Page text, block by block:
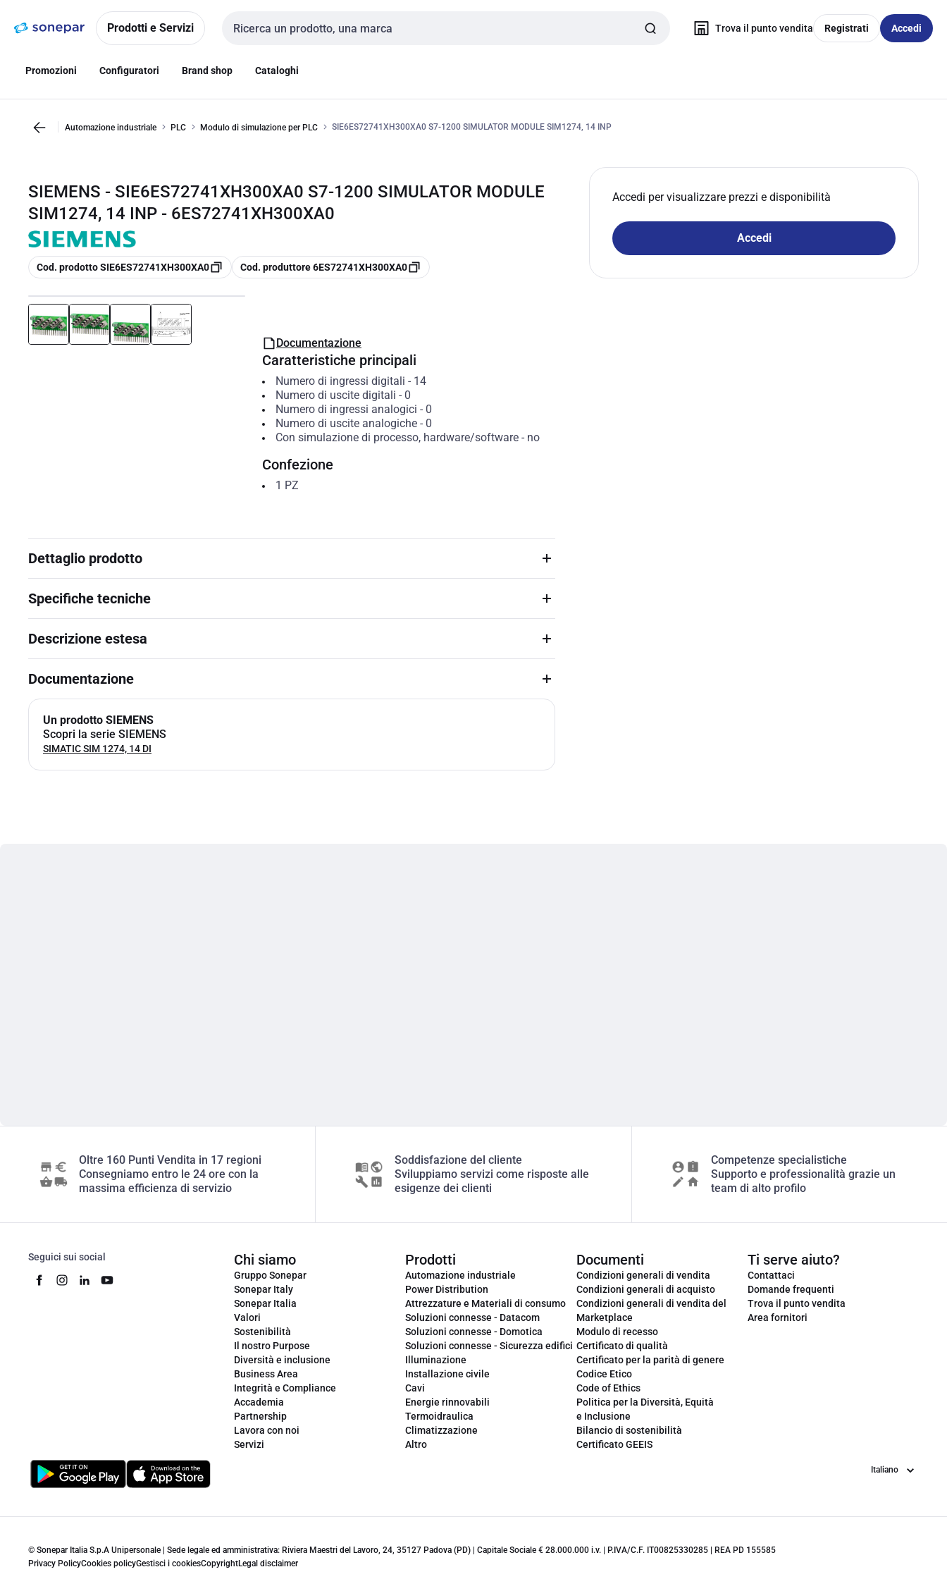
navigazionealla
Prodotti e Servizi
Cerca input
Trova il punto vendita Registrati Accedi
Promozioni Configuratori Brand shop Cataloghi
Automazione industriale PLC Modulo di simulazione per PLC SIE6ES72741XH300XA0 S7-1200 SIMULATOR MODULE SIM1274, 14 INP
SIEMENS - SIE6ES72741XH300XA0 S7-1200 SIMULATOR MODULE
SIM1274, 14 INP - 6ES72741XH300XA0
copia
Cod. prodotto SIE6ES72741XH300XA0 copia
Cod. produttore 6ES72741XH300XA0
Accedi per visualizzare prezzi e disponibilità
Accedi
Documentazione
Caratteristiche principali
Numero di ingressi digitali - 14
Numero di uscite digitali - 0
Numero di ingressi analogici - 0
Numero di uscite analogiche- 0
Con simulazione di processo, hardware/software- no
Confezione
1 PZ
Dettaglio prodotto
Specifiche tecniche
Descrizione estesa
Documentazione
Un prodotto SIEMENS
Scopri la serie SIEMENS
SIMATIC SIM 1274, 14 DI
Oltre 160 Punti Vendita in 17 regioni
Consegniamo entro le 24 ore con la
massima efficienza di servizio
Soddisfazione del cliente
Sviluppiamo servizi come risposte alle
esigenze dei clienti
Competenze specialistiche
Supporto e professionalità grazie un
team di alto profilo
Seguici sui social Chi siamo
Gruppo Sonepar
Sonepar Italy
Sonepar Italia
Valori
Sostenibilità
Il nostro Purpose
Diversità e inclusione
Business Area
Integrità e Compliance
Accademia
Partnership
Lavora con noi
Servizi
Prodotti
Automazione industriale
Power Distribution
Attrezzature e Materiali di consumo
Soluzioni connesse - Datacom
Soluzioni connesse - Domotica
Soluzioni connesse - Sicurezza edifici
Illuminazione
Installazione civile
Cavi
Energie rinnovabili
Termoidraulica
Climatizzazione
Altro
Documenti
Condizioni generali di vendita
Condizioni generali di acquisto
Condizioni generali di vendita del
Marketplace
Modulo di recesso
Certificato di qualità
Certificato per la parità di genere
Codice Etico
Code of Ethics
Politica per la Diversità, Equità
e Inclusione
Bilancio di sostenibilità
Certificato GEEIS
Ti serve aiuto?
Contattaci
Domande frequenti
Trova il punto vendita
Area fornitori
Lingua
© Sonepar Italia S.p.A Unipersonale | Sede legale ed amministrativa: Riviera Maestri del Lavoro, 24, 35127 Padova (PD) | Capitale Sociale € 28.000.000 i.v. | P.IVA/C.F. IT00825330285 | REA PD 155585
Privacy PolicyCookies policyGestisci i cookiesCopyrightLegal disclaimer